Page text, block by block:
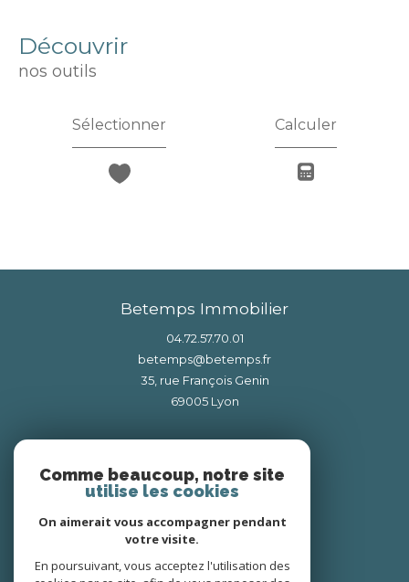
découvrir
nos outils
Sélectionner Calculer
Betemps Immobilier
04.72.57.70.01
betemps@betemps.fr
35, rue François Genin
69005
lyon
Nous suivre sur
Comme beaucoup, notre site
utilise les cookies
On aimerait vous accompagner pendant
votre visite.
En poursuivant, vous acceptez l'utilisation des